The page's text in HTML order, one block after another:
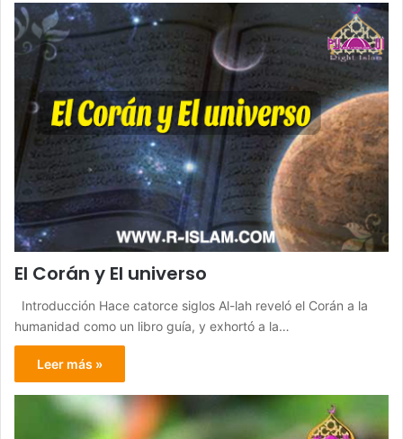
El Corán y El universo
Introducción Hace catorce siglos Al-lah reveló el Corán a la
humanidad como un libro guía, y exhortó a la…
Leer más »